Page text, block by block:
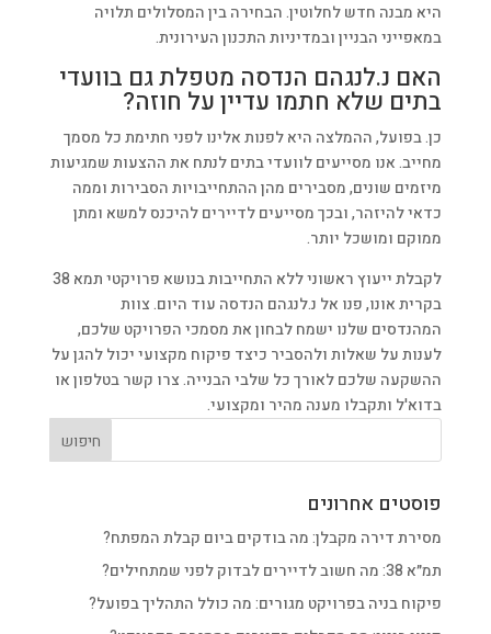
היא מבנה חדש לחלוטין. הבחירה בין המסלולים תלויה
במאפייני הבניין ובמדיניות התכנון העירונית.
האם נ.לנגהם הנדסה מטפלת גם בוועדי
בתים שלא חתמו עדיין על חוזה?
כן. בפועל, ההמלצה היא לפנות אלינו לפני חתימת כל מסמך
מחייב. אנו מסייעים לוועדי בתים לנתח את ההצעות שמגיעות
מיזמים שונים, מסבירים מהן ההתחייבויות הסבירות וממה
כדאי להיזהר, ובכך מסייעים לדיירים להיכנס למשא ומתן
ממוקם ומושכל יותר.
לקבלת ייעוץ ראשוני ללא התחייבות בנושא פרויקטי תמא 38
בקרית אונו, פנו אל נ.לנגהם הנדסה עוד היום. צוות
המהנדסים שלנו ישמח לבחון את מסמכי הפרויקט שלכם,
לענות על שאלות ולהסביר כיצד פיקוח מקצועי יכול להגן על
ההשקעה שלכם לאורך כל שלבי הבנייה. צרו קשר בטלפון או
בדוא'ל ותקבלו מענה מהיר ומקצועי.
פוסטים אחרונים
מסירת דירה מקבלן: מה בודקים ביום קבלת המפתח?
תמ״א 38: מה חשוב לדיירים לבדוק לפני שמתחילים?
פיקוח בניה בפרויקט מגורים: מה כולל התהליך בפועל?